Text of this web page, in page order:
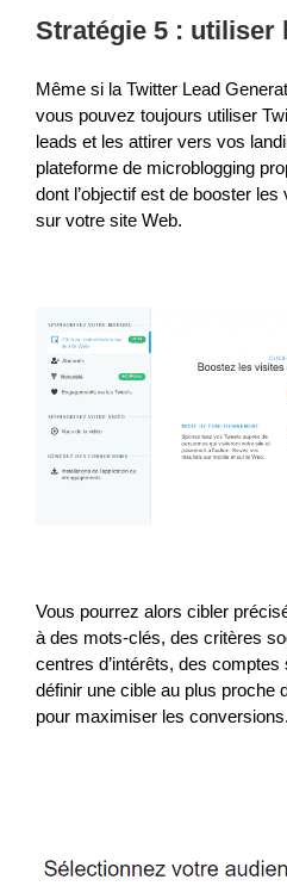
Stratégie 5 : utiliser
Même si la Twitter Lead
vous pouvez toujours utiliser
leads et les attirer vers vos
plateforme de microblogging
dont l’objectif est de booster
sur votre site Web.
Vous pourrez alors cibler
à des mots-clés, des critères
centres d’intérêts, des
définir une cible au plus proche
pour maximiser les conversions.